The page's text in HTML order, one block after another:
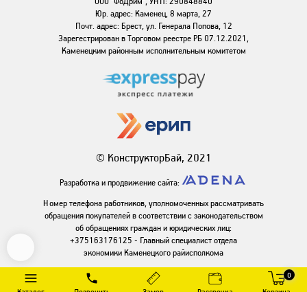
0
Юр. адрес: Каменец, 8 марта, 27
Почт. адрес: Брест, ул. Генерала Попова, 12
Зарегестрирован в Торговом реестре РБ 07.12.2021,
Каменецким районным исполнительным комитетом
© КонструкторБай, 2021
Разработка и продвижение сайта:
Номер телефона работников, уполномоченных рассматривать
обращения покупателей в соответствии с законодательством
об обращениях граждан и юридических лиц:
+375163176125 - Главный специалист отдела
экономики Каменецкого райисполкома